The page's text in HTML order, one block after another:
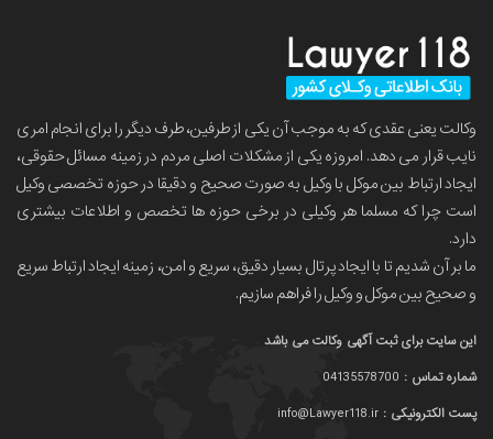
وکالت یعنی عقدی که به موجب آن یکی از طرفین، طرف دیگر را برای انجام امری
نایب قرار می دهد. امروزه یکی از مشکلات اصلی مردم در زمینه مسائل حقوقی،
ایجاد ارتباط بین موکل با وکیل به صورت صحیح و دقیقا در حوزه تخصصی وکیل
است چرا که مسلما هر وکیلی در برخی حوزه ها تخصص و اطلاعات بیشتری
دارد.
ما بر آن شدیم تا با ایجاد پرتال بسیار دقیق، سریع و امن، زمینه ایجاد ارتباط سریع
و صحیح بین موکل و وکیل را فراهم سازیم.
این سایت برای ثبت آگهی وکالت می باشد
شماره تماس : 04135578700
پست الکترونیکی :